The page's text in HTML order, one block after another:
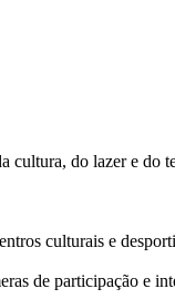
cultura, do lazer e do
culturais e
de participação e